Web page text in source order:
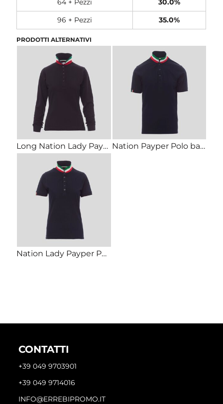
96 + Pezzi
35.0%
PRODOTTI ALTERNATIVI
Long Nation Lady Payper Polo donna maniche lunghe bandiera italiana su colletto e abbottonatura Nation Payper Polo bandiera italiana su colletto e manica Regular fit 100% cotone piquet 210gr
Nation Lady Payper Polo donna bandiera italiana su colletto e manica Regular fit 100% cotone piquet
CONTATTI
+39 049 9703901
+39 049 9714016
INFO@ERREBIPROMO.IT